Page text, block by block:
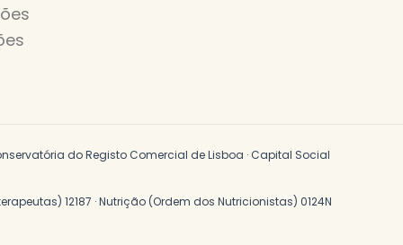
do Registo Comercial de Lisboa · Capital Social
12187 · Nutrição (Ordem dos Nutricionistas) 0124N